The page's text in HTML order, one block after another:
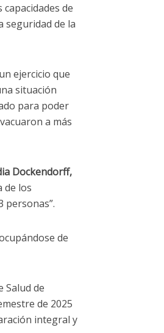
de
seguridad de la
ejercicio que
situación
para poder
a más
Dockendorff,
de los
personas”.
de
Salud de
de 2025
integral y